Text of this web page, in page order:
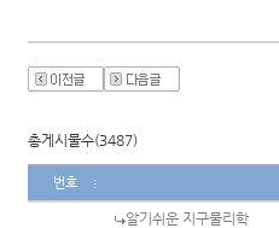
총게시물수(3487)
번호
알기쉬운 지구물리학